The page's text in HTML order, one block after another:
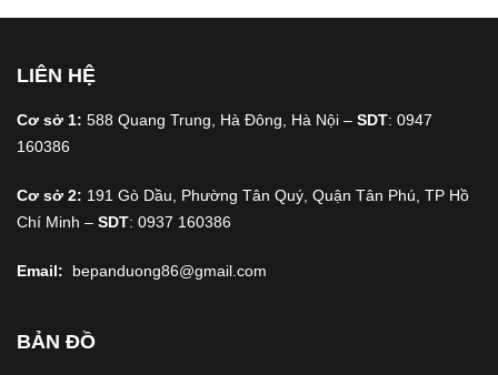
LIÊN HỆ
Cơ sở 1: 588 Quang Trung, Hà Đông, Hà Nội – SDT: 0947
160386
Cơ sở 2: 191 Gò Dầu, Phường Tân Quý, Quận Tân Phú, TP Hồ
Chí Minh – SDT: 0937 160386
Email: bepanduong86@gmail.com
BẢN ĐỒ